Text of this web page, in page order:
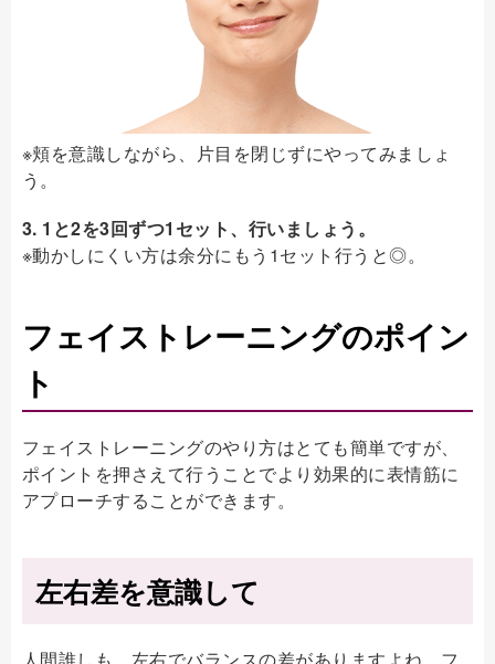
※頬を意識しながら、片目を閉じずにやってみましょ
う。
3. 1と2を3回ずつ1セット、行いましょう。
※動かしにくい方は余分にもう1セット行うと◎。
フェイストレーニングのポイン
ト
フェイストレーニングのやり方はとても簡単ですが、
ポイントを押さえて行うことでより効果的に表情筋に
アプローチすることができます。
左右差を意識して